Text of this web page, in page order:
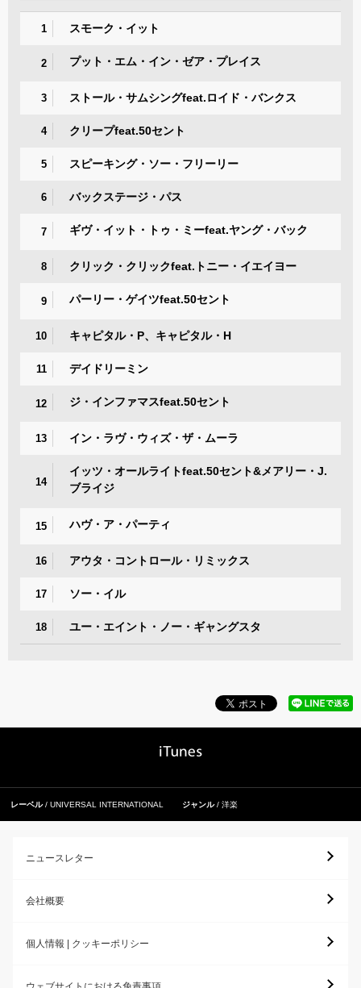
1 スモーク・イット
2 プット・エム・イン・ゼア・プレイス
3 ストール・サムシングfeat.ロイド・バンクス
4 クリープfeat.50セント
5 スピーキング・ソー・フリーリー
6 バックステージ・パス
7 ギヴ・イット・トゥ・ミーfeat.ヤング・バック
8 クリック・クリックfeat.トニー・イエイヨー
9 パーリー・ゲイツfeat.50セント
10 キャピタル・P、キャピタル・H
11 デイドリーミン
12 ジ・インファマスfeat.50セント
13 イン・ラヴ・ウィズ・ザ・ムーラ
14
イッツ・オールライトfeat.50セント&メアリー・J.
ブライジ
15 ハヴ・ア・パーティ
16 アウタ・コントロール・リミックス
17 ソー・イル
18 ユー・エイント・ノー・ギャングスタ
レーベル UNIVERSAL INTERNATIONAL ジャンル 洋楽
ニュースレター
会社概要
個人情報 | クッキーポリシー